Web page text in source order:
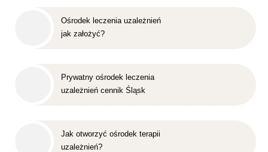
Ośrodek leczenia uzależnień
jak założyć?
Prywatny ośrodek leczenia
uzależnień cennik Śląsk
Jak otworzyć ośrodek terapii
uzależnień?